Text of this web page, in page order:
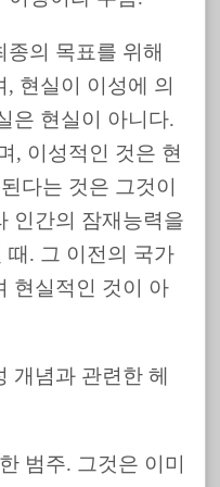
의 목표를 위해
현실이 이성에 의
은 현실이 아니다.
, 이성적인 것은 현
다는 것은 그것이
인간의 잠재능력을
때. 그 이전의 국가
현실적인 것이 아
개념과 관련한 헤
범주. 그것은 이미